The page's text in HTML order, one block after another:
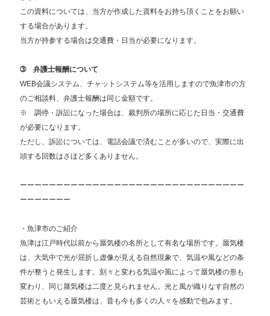
この資料については、当方が作成した資料をお持ち頂くことをお願い
する場合があります。
当方が持参する場合は交通費・日当が必要になります。
➂ 弁護士報酬について
WEB会議システム、チャットシステム等を活用しますので魚津市の方
のご相談料、弁護士報酬は同じ金額です。
※ 調停・訴訟になった場合は、裁判所の場所に応じた日当・交通費
が必要になります。
ただし、訴訟については、電話会議で済むことが多いので、実際に出
頭する回数はさほど多くありません。
ーーーーーーーーーーーーーーーーーーーーーーーーーーーーーーー
ーーーーーーー
・魚津市のご紹介
魚津は江戸時代以前から蜃気楼の名所として有名な場所です。蜃気楼
は、大気中で光が屈折し虚像が見える自然現象で、気温や風などの条
件が整うと発生します。刻々と変わる気温や風によって蜃気楼の形も
変わり、同じ蜃気楼は二度と見られません。光と風が織りなす自然の
芸術ともいえる蜃気楼は、昔も今も多くの人々を感動で包みます。